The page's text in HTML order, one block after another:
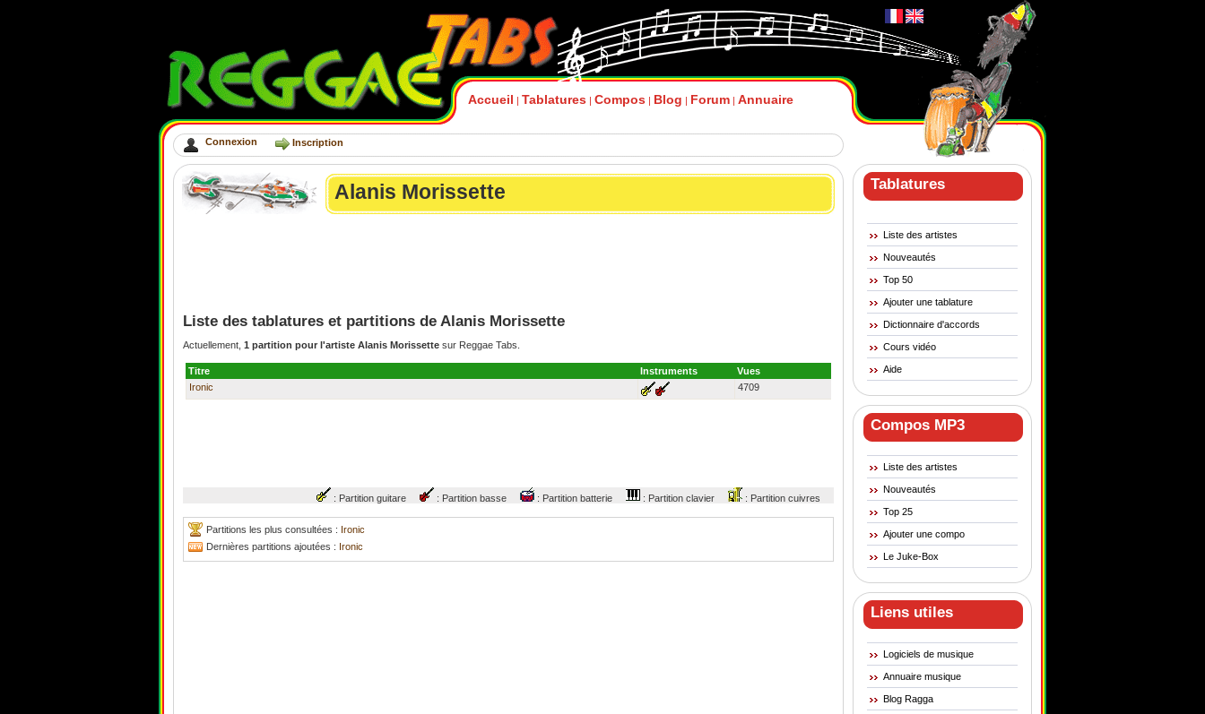
Accueil | Tablatures | Compos | Blog | Forum | Annuaire
Connexion Inscription
Tablatures
Liste des artistes
Nouveautés
Top 50
Ajouter une tablature
Dictionnaire d'accords
Cours vidéo
Aide
Compos MP3
Liste des artistes
Nouveautés
Top 25
Ajouter une compo
Le Juke-Box
Liens utiles
Logiciels de musique
Annuaire musique
Blog Ragga
Alanis Morissette
Liste des tablatures et partitions de Alanis Morissette
Actuellement, 1 partition pour l'artiste Alanis Morissette sur Reggae Tabs.
Titre Instruments
Vues
Ironic
4709
: Partition guitare : Partition basse : Partition batterie : Partition clavier : Partition cuivres
Partitions les plus consultées : Ironic
Dernières partitions ajoutées : Ironic